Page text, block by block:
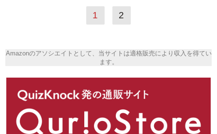
1 2
Amazonのアソシエイトとして、当サイトは適格販売により収入を得てい
ます。